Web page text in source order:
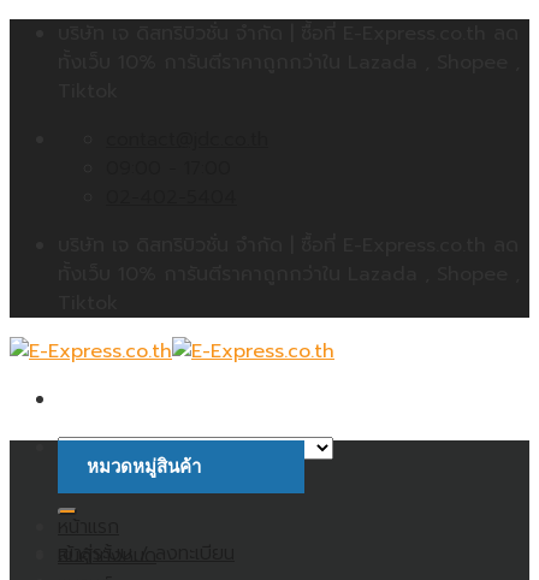
ค้นหา:หมวดหมู่สินค้า